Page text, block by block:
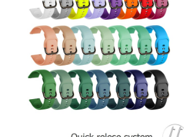
se
mogu
odabrati
na
stranici
proizvoda